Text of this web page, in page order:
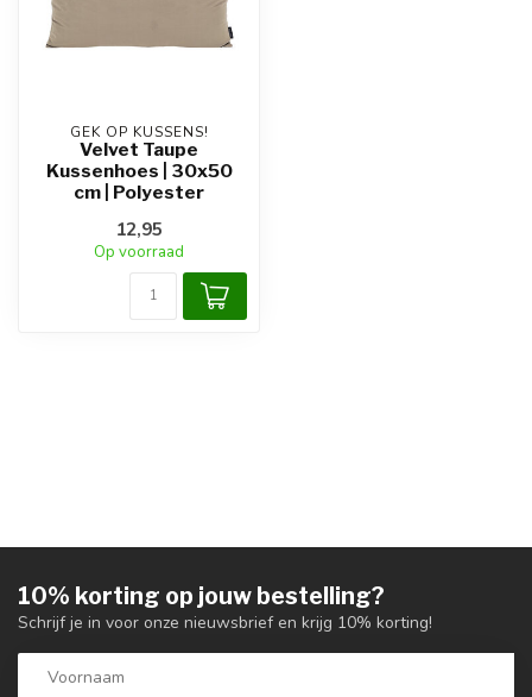
GEK OP KUSSENS!
Velvet Taupe
Kussenhoes | 30x50
cm | Polyester
12,95
Op voorraad
10% korting op jouw bestelling?
Schrijf je in voor onze nieuwsbrief en krijg 10% korting!